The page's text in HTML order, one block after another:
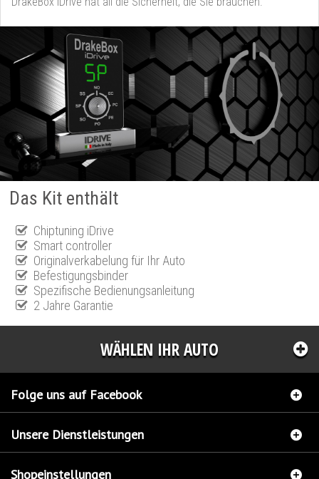
Das Kit enthält
Chiptuning iDrive
Smart controller
Originalverkabelung für Ihr Auto
Befestigungsbinder
Spezifische Bedienungsanleitung
2 Jahre Garantie
WÄHLEN IHR AUTO
Folge uns auf Facebook
Unsere Dienstleistungen
Shopeinstellungen